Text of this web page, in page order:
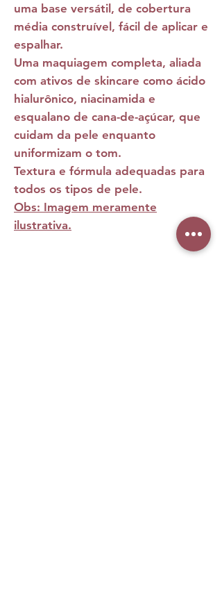
uma base versátil, de cobertura
média construível, fácil de aplicar e
espalhar.
Uma maquiagem completa, aliada
com ativos de skincare como ácido
hialurônico, niacinamida e
esqualano de cana-de-açúcar, que
cuidam da pele enquanto
uniformizam o tom.
Textura e fórmula adequadas para
todos os tipos de pele.
Obs: Imagem meramente
ilustrativa.